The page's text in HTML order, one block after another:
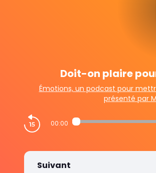
Doit-on plaire
Émotions, un podcast pour
présenté par
00:00
Suivant